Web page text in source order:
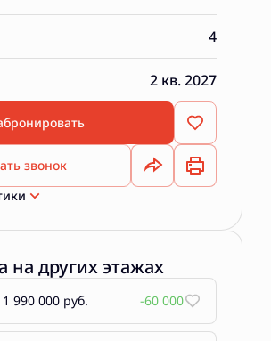
4
2 кв. 2027
звонок
на других этажах
990 000 руб. -60 000